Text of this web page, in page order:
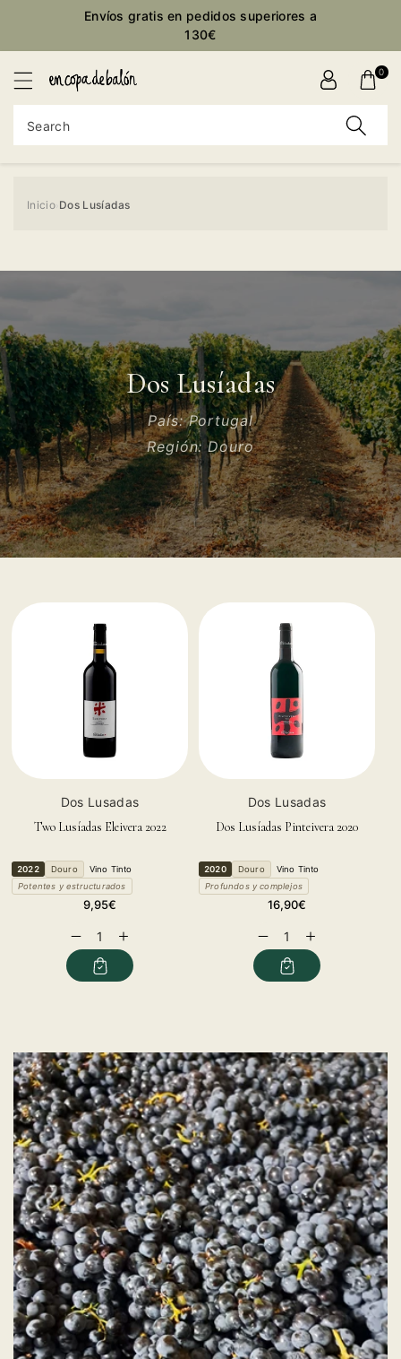
Envíos gratis en pedidos superiores a
130€
Search
0
Inicio› Dos Lusíadas
Dos Lusíadas
País:Portugal
Región:Douro
Dos Lusadas
Two Lusíadas Eleivera 2022
2022 Douro
Vino Tinto
Potentes y estructurados
Regular
9,95€
Decrease
quantity
Increase
quantity
for
Dos Lusadas
Dos Lusíadas Pinteivera 2020
2020 Douro
Vino Tinto
Profundos y complejos
Regular
16,90€
Decrease
quantity
Increase
quantity
for